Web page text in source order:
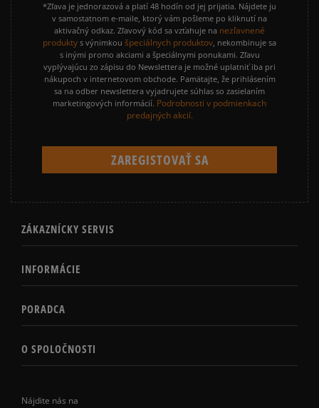
Nájdite nás na
*Zľava je jednorazová a platí 48 hodín od jej prijatia. Nájdete ju
v samostatnom e-maile, ktorý vám pošleme po kliknutí na
aktivačný odkaz. Zľavový kód sa vzťahuje na nezľavnené
produkty s výnimkou špeciálnych produktov, nekombinuje sa
s inými promo akciami a špeciálnymi ponukami. Zľavu
vyplývajúcu zo zápisu do Newslettera je možné uplatniť iba pri
nákupoch v internetovom obchode. Pamätajte, že prihlásením
sa na odber newslettera vyjadrujete súhlas so zasielaním
marketingových informácií. Podrobnosti v podmienkach
predajných akcií.
ZÁKAZNÍCKY SERVIS
INFORMÁCIE
PORADCA
O SPOLOČNOSTI